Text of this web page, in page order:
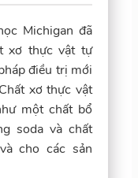
Michigan đã
xơ thực vật tự
điều trị mới
xơ thực vật
một chất bổ
soda và chất
cho các sản